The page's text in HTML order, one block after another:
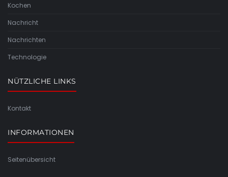
Kochen
Nachricht
Nachrichten
Technologie
NÜTZLICHE LINKS
Kontakt
INFORMATIONEN
Seitenübersicht